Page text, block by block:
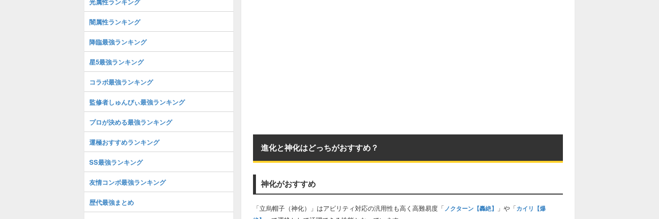
進化と神化はどっちがおすすめ？
神化がおすすめ
「立烏帽子（神化）」はアビリティ対応の汎用性も高く高難易度「ノクターン【轟絶】 」や「カイリ【爆
闇属性ランキング
降臨最強ランキング
星5最強ランキング
コラボ最強ランキング
監修者しゅんぴぃ最強ランキング
プロが決める最強ランキング
運極おすすめランキング
SS最強ランキング
友情コンボ最強ランキング
歴代最強まとめ